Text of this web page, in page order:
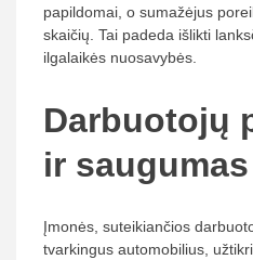
papildomai, o sumažėjus
skaičių. Tai padeda išlikti
ilgalaikės nuosavybės.
Darbuotojų
ir saugumas
Įmonės, suteikiančios
tvarkingus automobilius,